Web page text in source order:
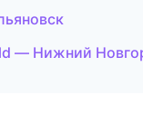
— Нижний